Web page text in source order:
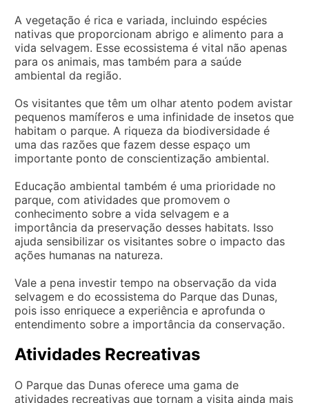
A vegetação é rica e variada, incluindo espécies
nativas que proporcionam abrigo e alimento para a
vida selvagem. Esse ecossistema é vital não apenas
para os animais, mas também para a saúde
ambiental da região.
Os visitantes que têm um olhar atento podem avistar
pequenos mamíferos e uma infinidade de insetos que
habitam o parque. A riqueza da biodiversidade é
uma das razões que fazem desse espaço um
importante ponto de conscientização ambiental.
Educação ambiental também é uma prioridade no
parque, com atividades que promovem o
conhecimento sobre a vida selvagem e a
importância da preservação desses habitats. Isso
ajuda sensibilizar os visitantes sobre o impacto das
ações humanas na natureza.
Vale a pena investir tempo na observação da vida
selvagem e do ecossistema do Parque das Dunas,
pois isso enriquece a experiência e aprofunda o
entendimento sobre a importância da conservação.
Atividades Recreativas
O Parque das Dunas oferece uma gama de
atividades recreativas que tornam a visita ainda mais